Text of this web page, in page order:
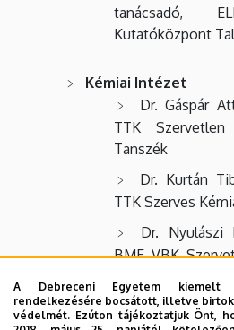
tanácsadó,
Kutatóközpont
Kémiai Intézet
Dr. Gáspár
TTK
Tanszék
Dr. Kurtán
TTK Szerves
Dr. Nyulászi
BME VBK
Matematikai Intézet
A Debreceni Egyetem kiemelt
rendelkezésére bocsátott, illetve
védelmét. Ezúton tájékoztatjuk Önt,